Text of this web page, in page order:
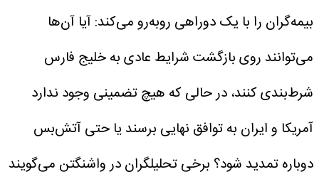
بیمه‌گران را با یک دوراهی روبه‌رو می‌کند:آیا آن‌ها
می‌توانند روی بازگشت شرایط عادی به خلیج فارس
شرط‌بندی کنند، در حالی که هیچ تضمینی وجود ندارد
آمریکا و ایران به توافق نهایی برسند یا حتی آتش‌بس
دوباره تمدید شود؟ برخی تحلیلگران در واشنگتن می‌گویند